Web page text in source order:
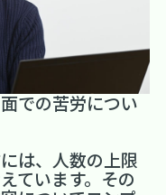
面での苦労につい
は、人数の上限
ています。その